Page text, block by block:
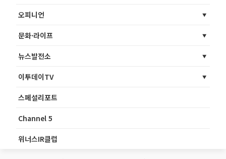
오피니언
문화·라이프
뉴스발전소
이투데이TV
스페셜리포트
Channel 5
위너스IR클럽